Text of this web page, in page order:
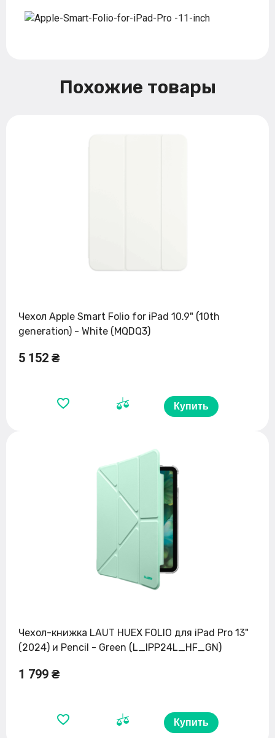
Похожие товары
Чехол Apple Smart Folio for iPad 10.9" (10th
generation) - White (MQDQ3)
5 152 ₴
Купить
Чехол-книжка LAUT HUEX FOLIO для iPad Pro 13"
(2024) и Pencil - Green (L_IPP24L_HF_GN)
1 799 ₴
Купить